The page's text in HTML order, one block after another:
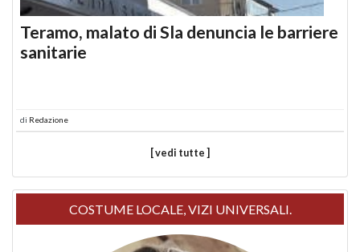
Teramo, malato di Sla denuncia le barriere
sanitarie
di Redazione
[ vedi tutte ]
COSTUME LOCALE, VIZI UNIVERSALI.